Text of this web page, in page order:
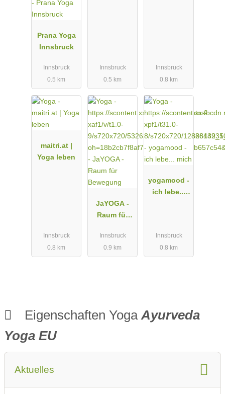
Prana Yoga
Innsbruck
Innsbruck
0.5 km
Innsbruck
0.5 km
Innsbruck
0.8 km
maitri.at |
Yoga leben
Innsbruck
0.8 km
JaYOGA -
Raum für
Innsbruck
0.9 km
yogamood -
ich lebe...
Innsbruck
0.8 km
Eigenschaften Yoga Ayurveda
Yoga EU
Aktuelles